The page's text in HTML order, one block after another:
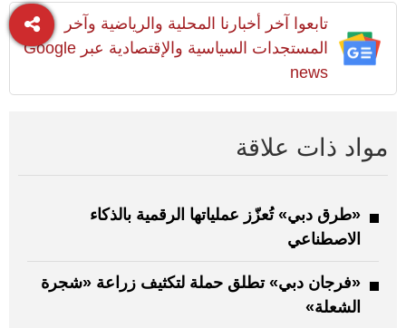
تابعوا آخر أخبارنا المحلية والرياضية وآخر
المستجدات السياسية والإقتصادية عبر Google
news
مواد ذات علاقة
«طرق دبي» تُعزّز عملياتها الرقمية بالذكاء
الاصطناعي
«فرجان دبي» تطلق حملة لتكثيف زراعة «شجرة
الشعلة»